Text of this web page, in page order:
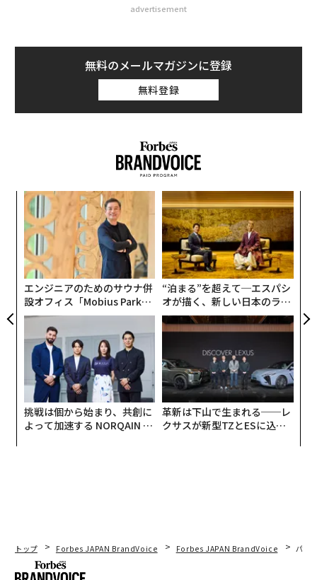
advertisement
無料のメールマガジンに登録
無料登録
エンジニアのためのサウナ併
設オフィス「Mobius Park」
がオープン──タマディック
が健康経営を徹底する理由
“泊まる”を超えて─エスパシ
オが描く、新しい日本のラグ
ジュアリー（中編）
挑戦は個から始まり、共創に
よって加速する NORQAIN JA
革新は下山で生まれる──レ
クサスが新型TZとESに込め
トップ Forbes JAPAN BrandVoice Forbes JAPAN BrandVoice パシ